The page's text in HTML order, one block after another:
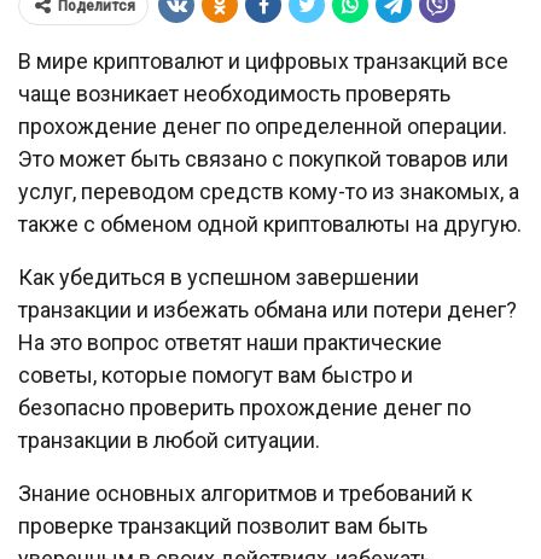
Поделится
В мире криптовалют и цифровых транзакций все
чаще возникает необходимость проверять
прохождение денег по определенной операции.
Это может быть связано с покупкой товаров или
услуг, переводом средств кому-то из знакомых, а
также с обменом одной криптовалюты на другую.
Как убедиться в успешном завершении
транзакции и избежать обмана или потери денег?
На это вопрос ответят наши практические
советы, которые помогут вам быстро и
безопасно проверить прохождение денег по
транзакции в любой ситуации.
Знание основных алгоритмов и требований к
проверке транзакций позволит вам быть